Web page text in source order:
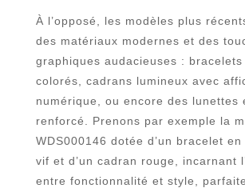
À l’opposé, les modèles plus
des matériaux modernes et des
graphiques audacieuses :
colorés, cadrans lumineux avec
numérique, ou encore des lunettes
renforcé. Prenons par exemple la
WDS000146 dotée d’un bracelet
vif et d’un cadran rouge, incarnant
entre fonctionnalité et style,